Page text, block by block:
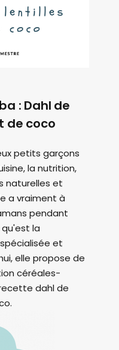
: Dahl de
de coco
petits garçons
la nutrition,
naturelles et
a vraiment à
pendant
la
et
elle propose de
céréales-
dahl de